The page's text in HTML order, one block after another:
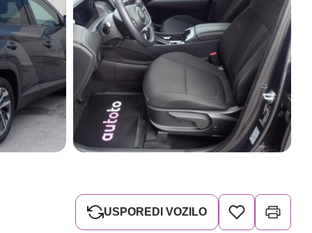
USPOREDI VOZILO